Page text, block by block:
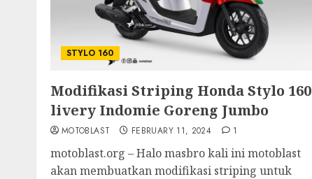
STYLO 160
Modifikasi Striping Honda Stylo 160
livery Indomie Goreng Jumbo
MOTOBLAST FEBRUARY 11, 2024 1
motoblast.org – Halo masbro kali ini motoblast
akan membuatkan modifikasi striping untuk